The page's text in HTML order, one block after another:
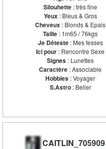
Silouhette : très fine
Yeux : Bleus & Gros
Cheveux : Blonds & Epais
Taille : 1m65 / 76kgs
Je Déteste: Mes fesses
Ici pour : Rencontre Sexe
Signes : Lunettes
Caractère : Associable
Hobbies : Voyager
S.Astro: Belier
CAITLIN_705909